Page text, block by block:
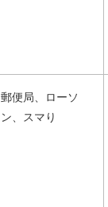
郵便局、ローソ
ン、スマり